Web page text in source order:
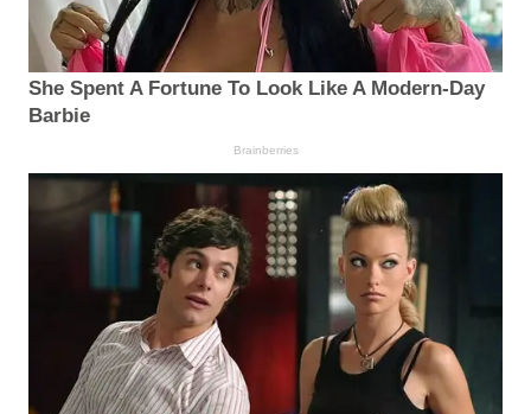
She Spent A Fortune To Look Like A Modern-Day
Barbie
Brainberries